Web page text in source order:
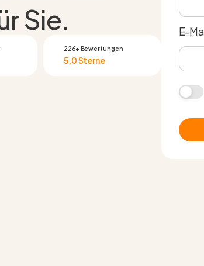
Sie.
226+ Bewertungen
5,0 Sterne
E-